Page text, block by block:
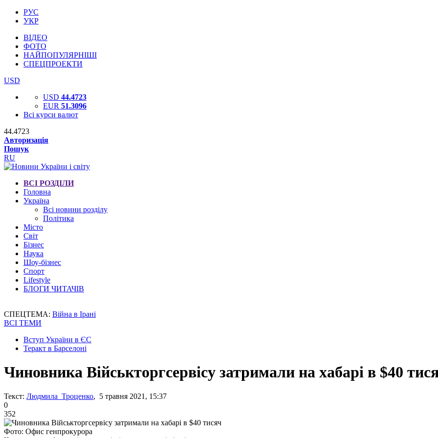
РУС
УКР
ВІДЕО
ФОТО
НАЙПОПУЛЯРНІШІ
СПЕЦПРОЕКТИ
USD
USD 44.4723
EUR 51.3096
Всі курси валют
44.4723
Авторизація
Пошук
RU
ВСІ РОЗДІЛИ
Головна
Україна
Всі новини розділу
Політика
Місто
Світ
Бізнес
Наука
Шоу-бізнес
Спорт
Lifestyle
БЛОГИ ЧИТАЧІВ
СПЕЦТЕМА: Війна в Ірані
ВСІ ТЕМИ
Вступ України в ЄС
Теракт в Барселоні
Чиновника Військторгсервісу затримали на хабарі в $40
Текст: Людмила Троценко, 5 травня 2021, 15:37
0
352
Фото: Офис генпрокурора